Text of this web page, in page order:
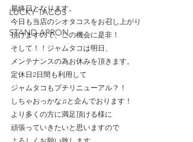
LUCKY TACOS
STAND APRON
最終日となります。
今日も当店のシオタコスをお召し上がり
頂けますので、この機会に是非！
そして！！ジャムタコは明日、
メンテナンスの為お休みを頂きます。
定休日2日間も利用して
ジャムタコもプチリニューアル？！
しちゃおっかな♫と企んでおります！
より多くの方に満足頂ける様に
頑張っていきたいと思いますので